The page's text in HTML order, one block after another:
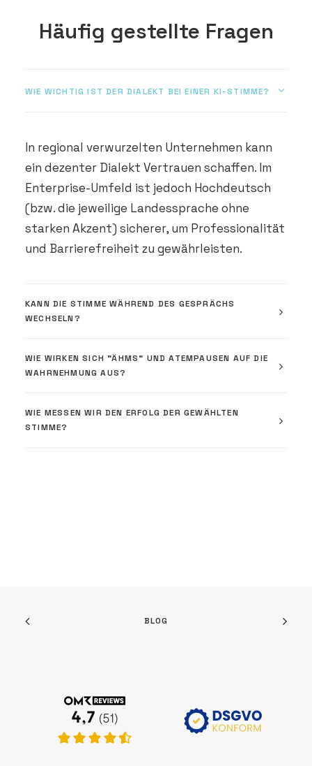
Häufig gestellte Fragen
WIE WICHTIG IST DER DIALEKT BEI EINER KI-STIMME?
In regional verwurzelten Unternehmen kann
ein dezenter Dialekt Vertrauen schaffen. Im
Enterprise-Umfeld ist jedoch Hochdeutsch
(bzw. die jeweilige Landessprache ohne
starken Akzent) sicherer, um Professionalität
und Barrierefreiheit zu gewährleisten.
KANN DIE STIMME WÄHREND DES GESPRÄCHS
WECHSELN?
WIE WIRKEN SICH "ÄHMS" UND ATEMPAUSEN AUF DIE
WAHRNEHMUNG AUS?
WIE MESSEN WIR DEN ERFOLG DER GEWÄHLTEN
STIMME?
BLOG